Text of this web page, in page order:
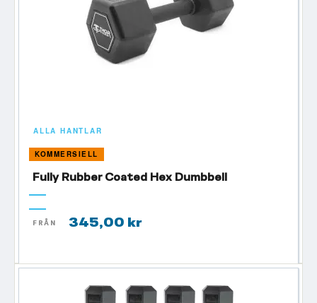
ALLA HANTLAR
KOMMERSIELL
Fully Rubber Coated Hex Dumbbell
FRÅN 345,00 kr